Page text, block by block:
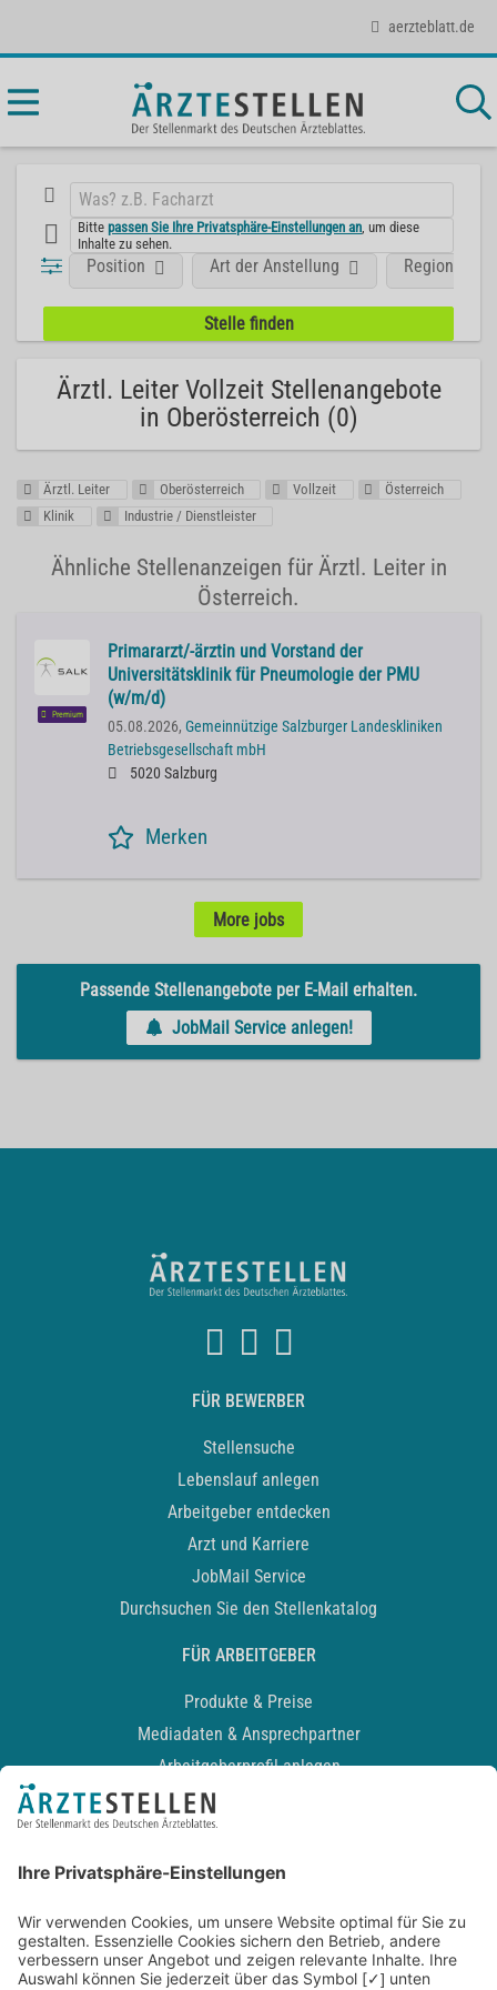
aerzteblatt.de
Bittepassen Sie Ihre Privatsphäre-Einstellungen an , um diese
Inhalte zu sehen.
Position Art der Anstellung Region
Ärztl. Leiter Vollzeit Stellenangebote
in Oberösterreich (0)
Ärztl. Leiter Oberösterreich Vollzeit
Österreich
Klinik
Industrie / Dienstleister
Ähnliche Stellenanzeigen für Ärztl. Leiter in
Österreich.
Premium
Primararzt/-ärztin und Vorstand der
Universitätsklinik für Pneumologie der PMU
(w/m/d)
05.08.2026, Gemeinnützige Salzburger Landeskliniken
Betriebsgesellschaft mbH
5020 Salzburg
Merken
More jobs
Passende Stellenangebote per E-Mail erhalten.
JobMail Service anlegen!
FÜR BEWERBER
Stellensuche
Lebenslauf anlegen
Arbeitgeber entdecken
Arzt und Karriere
JobMail Service
Durchsuchen Sie den Stellenkatalog
FÜR ARBEITGEBER
Produkte & Preise
Mediadaten & Ansprechpartner
Arbeitgeberprofil anlegen
Recruiting-Podcast
Kontakt
Datenschutz